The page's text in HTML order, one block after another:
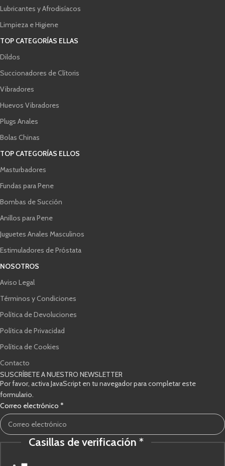
Lubricantes y Afrodisíacos
Limpieza e Higiene
TOP CATEGORÍAS ELLAS
Dildos
Succionadores de Clítoris
Vibradores
Huevos Vibradores
Plugs Anales
Bolas Chinas
TOP CATEGORÍAS ELLOS
Masturbadores
Fundas para Pene
Bombas de Succión
Anillos para Pene
Juguetes Anales Masculinos
Estimuladores de Próstata
NOSOTROS
Aviso Legal
Términos y Condiciones
Política de Devoluciones
Política de Privacidad
Política de Cookies
Contacto
SUSCRÍBETE A NUESTRO NEWSLETTER
Por favor, activa JavaScript en tu navegador para completar este
formulario.
verificación
electrónico
Correo
Correo electrónico *
Casillas de verificación *